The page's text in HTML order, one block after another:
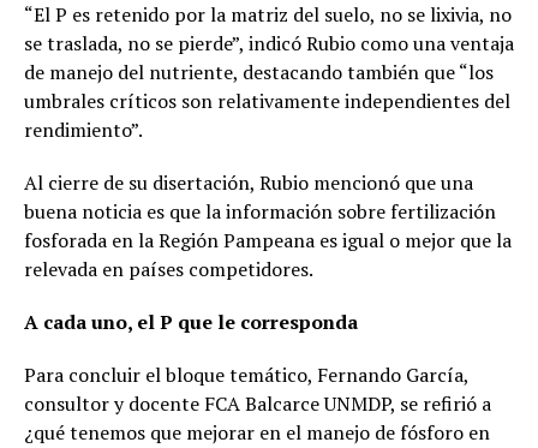
“El P es retenido por la matriz del suelo, no se lixivia, no
se traslada, no se pierde”, indicó Rubio como una ventaja
de manejo del nutriente, destacando también que “los
umbrales críticos son relativamente independientes del
rendimiento”.
Al cierre de su disertación, Rubio mencionó que una
buena noticia es que la información sobre fertilización
fosforada en la Región Pampeana es igual o mejor que la
relevada en países competidores.
A cada uno, el P que le corresponda
Para concluir el bloque temático, Fernando García,
consultor y docente FCA Balcarce UNMDP, se refirió a
¿qué tenemos que mejorar en el manejo de fósforo en